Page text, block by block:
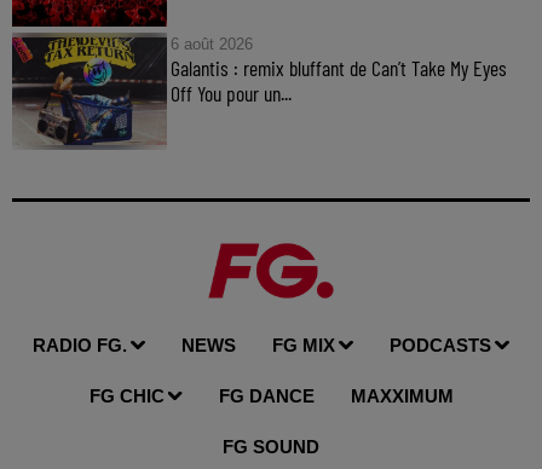
6 août 2026
Galantis : remix bluffant de Can’t Take My Eyes
Off You pour un...
RADIO FG. NEWS FG MIX PODCASTS
FG CHIC FG DANCE MAXXIMUM
FG SOUND